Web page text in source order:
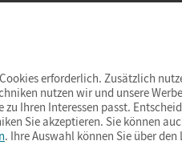
liefern wir
erforderlich. Zusätzlich
nutzen wir und unsere
Ihren Interessen passt.
Sie akzeptieren. Sie können
. Ihre Auswahl können Sie über den